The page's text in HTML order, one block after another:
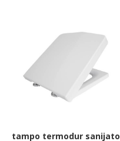
tampo termodur sanijato